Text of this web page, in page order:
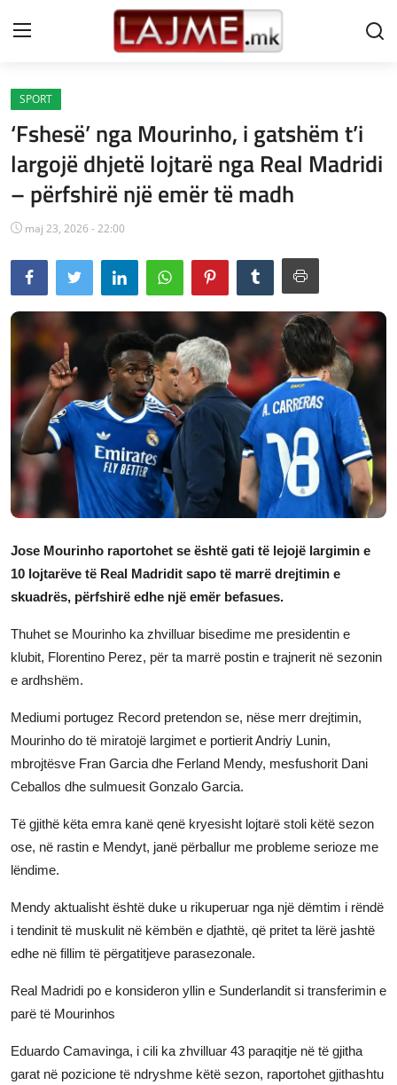
Shtëpi
LAJME MAQEDONI
SHQIPERI
KOSOVA
LAJME NGA BOTA
SHOWBIZ
SPORT
SHENDETI
JETA
Gallery
Shqip
SPORT
‘Fshesë’ nga Mourinho, i gatshëm t’i
largojë dhjetë lojtarë nga Real Madridi
– përfshirë një emër të madh
maj 23, 2026 - 22:00
Jose Mourinho raportohet se është gati të lejojë largimin e
10 lojtarëve të Real Madridit sapo të marrë drejtimin e
skuadrës, përfshirë edhe një emër befasues.
Thuhet se Mourinho ka zhvilluar bisedime me presidentin e
klubit, Florentino Perez, për ta marrë postin e trajnerit në sezonin
e ardhshëm.
Mediumi portugez Record pretendon se, nëse merr drejtimin,
Mourinho do të miratojë largimet e portierit Andriy Lunin,
mbrojtësve Fran Garcia dhe Ferland Mendy, mesfushorit Dani
Ceballos dhe sulmuesit Gonzalo Garcia.
Të gjithë këta emra kanë qenë kryesisht lojtarë stoli këtë sezon
ose, në rastin e Mendyt, janë përballur me probleme serioze me
lëndime.
Mendy aktualisht është duke u rikuperuar nga një dëmtim i rëndë
i tendinit të muskulit në këmbën e djathtë, që pritet ta lërë jashtë
edhe në fillim të përgatitjeve parasezonale.
Real Madridi po e konsideron yllin e Sunderlandit si transferimin e
parë të Mourinhos
Eduardo Camavinga, i cili ka zhvilluar 43 paraqitje në të gjitha
garat në pozicione të ndryshme këtë sezon, raportohet gjithashtu